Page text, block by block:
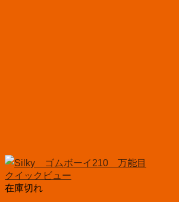
クイックビュー
在庫切れ